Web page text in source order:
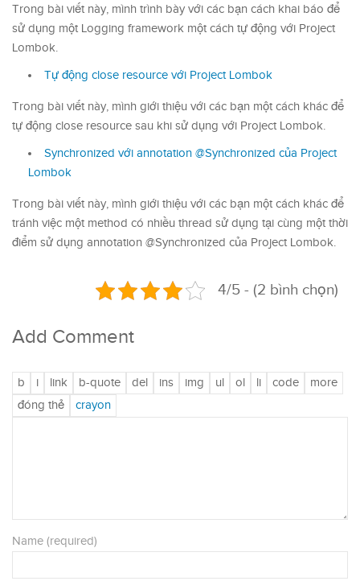
Trong bài viết này, mình trình bày với các bạn cách khai báo để
sử dụng một Logging framework một cách tự động với Project
Lombok.
Tự động close resource với Project Lombok
Trong bài viết này, mình giới thiệu với các bạn một cách khác để
tự động close resource sau khi sử dụng với Project Lombok.
Synchronized với annotation @Synchronized của Project
Lombok
Trong bài viết này, mình giới thiệu với các bạn một cách khác để
tránh việc một method có nhiều thread sử dụng tại cùng một thời
điểm sử dụng annotation @Synchronized của Project Lombok.
4/5 - (2 bình chọn)
Add Comment
Name (required)